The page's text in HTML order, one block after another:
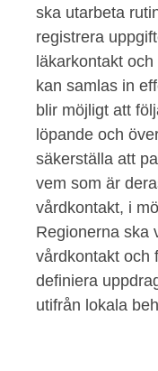
ska utarbeta
registrera
läkarkontakt
kan samlas in
blir möjligt att
löpande och
säkerställa att
vem som är
vårdkontakt, i
Regionerna ska
vårdkontakt och
definiera
utifrån lokala